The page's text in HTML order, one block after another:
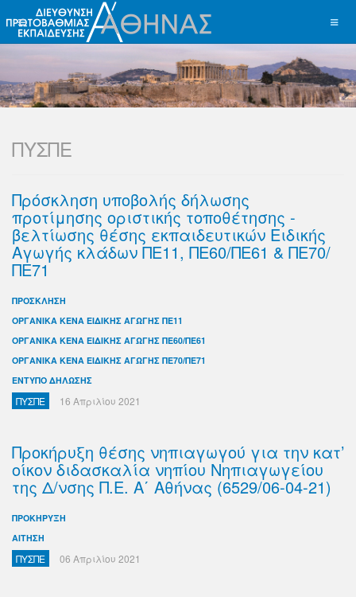
ΠΥΣΠΕ
Πρόσκληση υποβολής δήλωσης
προτίμησης οριστικής τοποθέτησης -
βελτίωσης θέσης εκπαιδευτικών Ειδικής
Αγωγής κλάδων ΠΕ11, ΠΕ60/ΠΕ61 & ΠΕ70/
ΠΕ71
ΠΡΟΣΚΛΗΣΗ
ΟΡΓΑΝΙΚΑ ΚΕΝΑ ΕΙΔΙΚΗΣ ΑΓΩΓΗΣ ΠΕ11
ΟΡΓΑΝΙΚΑ ΚΕΝΑ ΕΙΔΙΚΗΣ ΑΓΩΓΗΣ ΠΕ60/ΠΕ61
ΟΡΓΑΝΙΚΑ ΚΕΝΑ ΕΙΔΙΚΗΣ ΑΓΩΓΗΣ ΠΕ70/ΠΕ71
ΕΝΤΥΠΟ ΔΗΛΩΣΗΣ
ΠΥΣΠΕ 16 Απριλίου 2021
Προκήρυξη θέσης νηπιαγωγού για την κατ’
οίκον διδασκαλία νηπίου Νηπιαγωγείου
της Δ/νσης Π.Ε. Α΄ Αθήνας (6529/06-04-21)
ΠΡΟΚΗΡΥΞΗ
ΑΙΤΗΣΗ
ΠΥΣΠΕ 06 Απριλίου 2021